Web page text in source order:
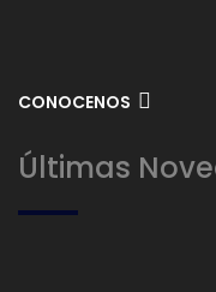
CONOCENOS
Últimas